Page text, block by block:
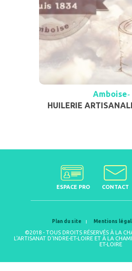
Amboise-
HUILERIE
ESPACE PRO CONTACT
Plan du site Mentions
©2018 - TOUS DROITS RÉSERVÉS À LA
L'ARTISANAT D'INDRE-ET-LOIRE ET À LA
ET-LOIRE